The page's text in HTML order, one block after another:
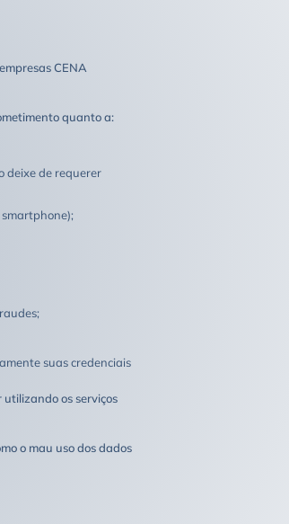
CENA
quanto a:
deixe de requerer
suas credenciais
os serviços
o mau uso dos dados